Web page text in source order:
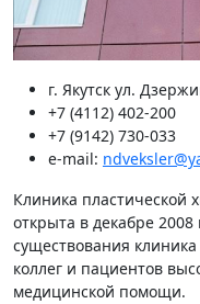
г. Якутск ул.
+7 (4112) 402-200
+7 (9142) 730-033
e-mail:
Клиника пластической
открыта в декабре 2008
существования
коллег и пациентов
медицинской помощи.